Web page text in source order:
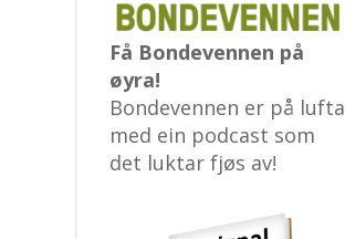
Få Bondevennen på
øyra!
Bondevennen er på lufta
med ein podcast som
det luktar fjøs av!